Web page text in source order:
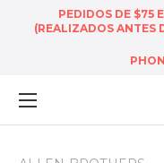
PEDIDOS DE $75
(REALIZADOS ANTES